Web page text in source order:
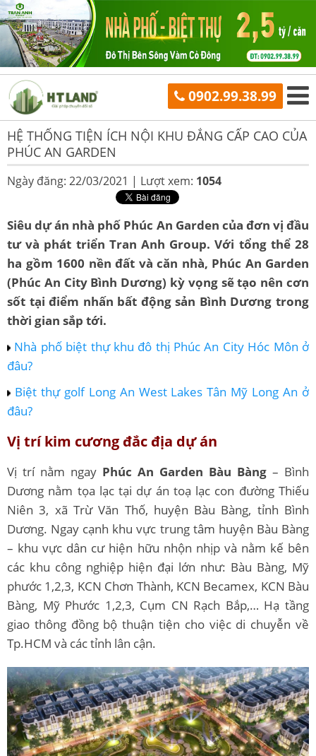
0902.99.38.99
HỆ THỐNG TIỆN ÍCH NỘI KHU ĐẲNG CẤP CAO CỦA
PHÚC AN GARDEN
Ngày đăng: 22/03/2021 | Lượt xem: 1054
Siêu dự án nhà phố Phúc An Garden của đơn vị đầu
tư và phát triển Tran Anh Group. Với tổng thể 28
ha gồm 1600 nền đất và căn nhà, Phúc An Garden
(Phúc An City Bình Dương) kỳ vọng sẽ tạo nên cơn
sốt tại điểm nhấn bất động sản Bình Dương trong
thời gian sắp tới.
Nhà phố biệt thự khu đô thị Phúc An City Hóc Môn ở
đâu?
Biệt thự golf Long An West Lakes Tân Mỹ Long An ở
đâu?
Vị trí kim cương đắc địa dự án
Vị trí nằm ngay Phúc An Garden Bàu Bàng – Bình
Dương nằm tọa lạc tại dự án toạ lạc con đường Thiếu
Niên 3, xã Trừ Văn Thố, huyện Bàu Bàng, tỉnh Bình
Dương. Ngay cạnh khu vực trung tâm huyện Bàu Bàng
– khu vực dân cư hiện hữu nhộn nhịp và nằm kế bên
các khu công nghiệp hiện đại lớn như: Bàu Bàng, Mỹ
phước 1,2,3, KCN Chơn Thành, KCN Becamex, KCN Bàu
Bàng, Mỹ Phước 1,2,3, Cụm CN Rạch Bắp,… Hạ tầng
giao thông đồng bộ thuận tiện cho việc di chuyễn về
Tp.HCM và các tỉnh lân cận.